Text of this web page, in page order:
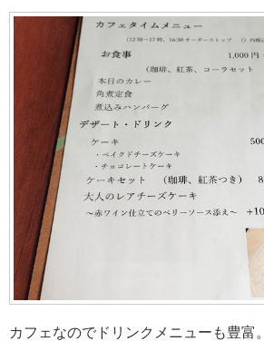
カフェなのでドリンクメニューも豊富。